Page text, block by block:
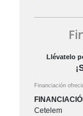
Llévatelo
Financiación
Cetelem